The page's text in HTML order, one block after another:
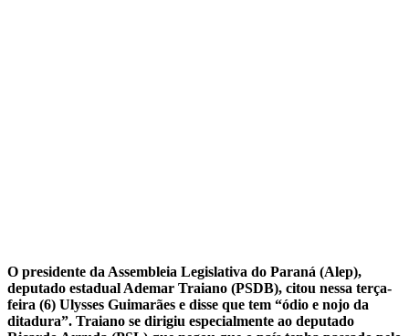
O presidente da Assembleia Legislativa do Paraná (Alep),
deputado estadual Ademar Traiano (PSDB), citou nessa terça-
feira (6) Ulysses Guimarães e disse que tem “ódio e nojo da
ditadura”. Traiano se dirigiu especialmente ao deputado